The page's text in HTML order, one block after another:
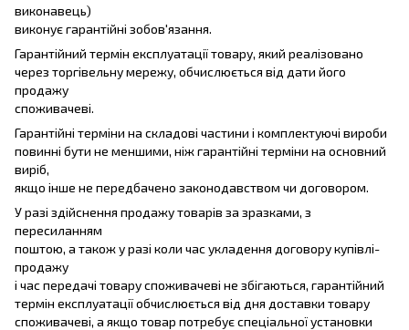
виконавець)
виконує гарантійні зобов'язання.
Гарантійний термін експлуатації товару, який реалізовано
через торгівельну мережу, обчислюється від дати його
продажу
споживачеві.
Гарантійні терміни на складові частини і комплектуючі вироби
повинні бути не меншими, ніж гарантійні терміни на основний
виріб,
якщо інше не передбачено законодавством чи договором.
У разі здійснення продажу товарів за зразками, з
пересиланням
поштою, а також у разі коли час укладення договору купівлі-
продажу
і час передачі товару споживачеві не збігаються, гарантійний
термін експлуатації обчислюється від дня доставки товару
споживачеві, а якщо товар потребує спеціальної установки